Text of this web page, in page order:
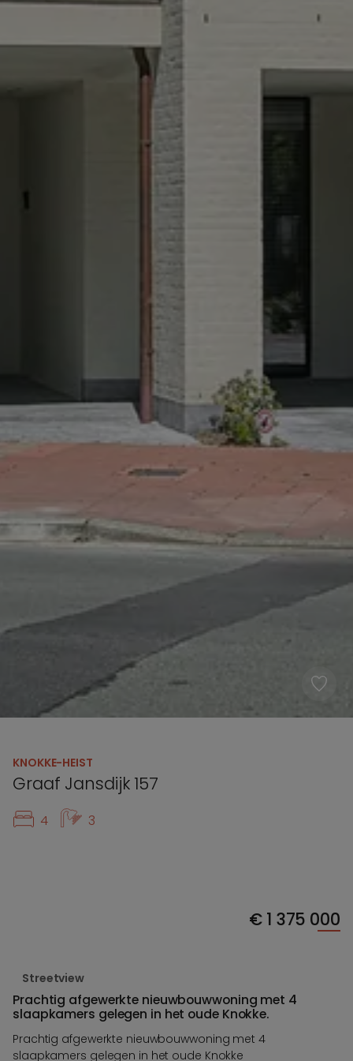
KNOKKE-HEIST
Graaf Jansdijk 157
4 3
€1 375 000
Streetview
Prachtig afgewerkte nieuwbouwwoning met 4
slaapkamers gelegen in het oude Knokke.
Prachtig afgewerkte nieuwbouwwoning met 4
slaapkamers gelegen in het oude Knokke